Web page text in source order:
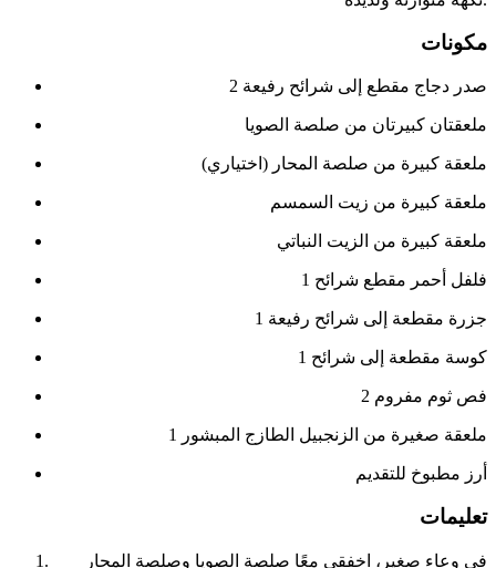
مكونات
2 صدر دجاج مقطع إلى شرائح رفيعة
ملعقتان كبيرتان من صلصة الصويا
ملعقة كبيرة من صلصة المحار (اختياري)
ملعقة كبيرة من زيت السمسم
ملعقة كبيرة من الزيت النباتي
1 فلفل أحمر مقطع شرائح
1 جزرة مقطعة إلى شرائح رفيعة
1 كوسة مقطعة إلى شرائح
2 فص ثوم مفروم
1 ملعقة صغيرة من الزنجبيل الطازج المبشور
أرز مطبوخ للتقديم
تعليمات
في وعاء صغير، اخفقي معًا صلصة الصويا وصلصة المحار